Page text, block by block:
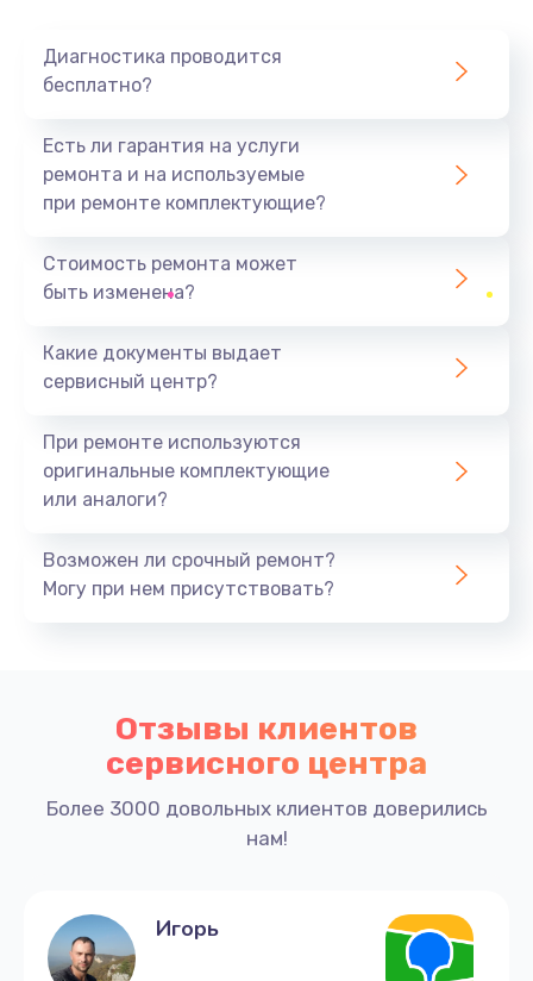
Диагностика проводится
бесплатно?
Есть ли гарантия на услуги
ремонта и на используемые
при ремонте комплектующие?
Стоимость ремонта может
быть изменена?
Какие документы выдает
сервисный центр?
При ремонте используются
оригинальные комплектующие
или аналоги?
Возможен ли срочный ремонт?
Могу при нем присутствовать?
Отзывы клиентов
сервисного центра
Более 3000 довольных клиентов доверились
нам!
Игорь